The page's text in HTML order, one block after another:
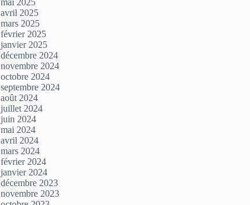
avril 2025
mars 2025
février 2025
janvier 2025
décembre 2024
novembre 2024
octobre 2024
septembre 2024
août 2024
juillet 2024
juin 2024
mai 2024
avril 2024
mars 2024
février 2024
janvier 2024
décembre 2023
novembre 2023